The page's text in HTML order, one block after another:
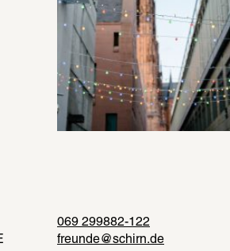
069 299882-122
freunde@schirn.de